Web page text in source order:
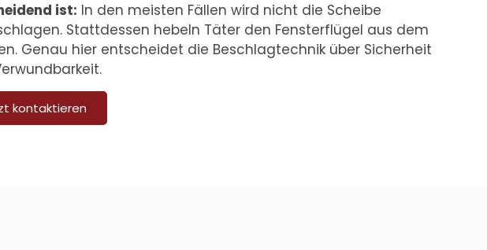
ist: In den meisten Fällen wird nicht die Scheibe
Stattdessen hebeln Täter den Fensterflügel aus dem
Genau hier entscheidet die Beschlagtechnik über Sicherheit
kontaktieren